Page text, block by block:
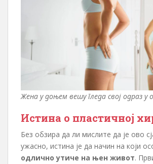
Жена у доњем вешу гледа свој одраз у
Истина о пластичној
Без обзира да ли мислите да је ово
ужасно, истина је да начин на који
одлично утиче на њен живот.